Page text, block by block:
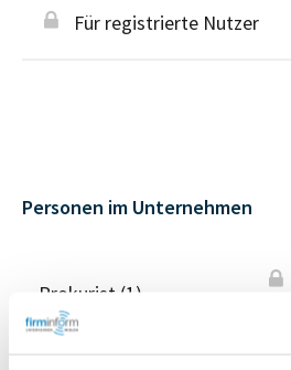
Für registrierte Nutzer
Personen im Unternehmen
Prokurist (1)